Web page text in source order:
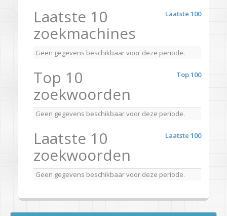
Laatste 100
Laatste 10
zoekmachines
Geen gegevens beschikbaar voor deze periode.
Top 100
Top 10
zoekwoorden
Geen gegevens beschikbaar voor deze periode.
Laatste 100
Laatste 10
zoekwoorden
Geen gegevens beschikbaar voor deze periode.